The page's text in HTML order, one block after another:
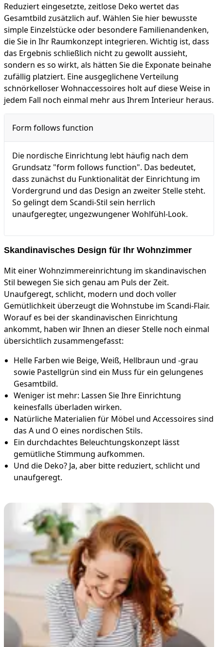
Reduziert eingesetzte, zeitlose Deko wertet das
Gesamtbild zusätzlich auf. Wählen Sie hier bewusste
simple Einzelstücke oder besondere Familienandenken,
die Sie in Ihr Raumkonzept integrieren. Wichtig ist, dass
das Ergebnis schließlich nicht zu gewollt aussieht,
sondern es so wirkt, als hätten Sie die Exponate beinahe
zufällig platziert. Eine ausgeglichene Verteilung
schnörkelloser Wohnaccessoires holt auf diese Weise in
jedem Fall noch einmal mehr aus Ihrem Interieur heraus.
Form follows function
Die nordische Einrichtung lebt häufig nach dem
Grundsatz "form follows function". Das bedeutet,
dass zunächst du Funktionalität der Einrichtung im
Vordergrund und das Design an zweiter Stelle steht.
So gelingt dem Scandi-Stil sein herrlich
unaufgeregter, ungezwungener Wohlfühl-Look.
Skandinavisches Design für Ihr Wohnzimmer
Mit einer Wohnzimmereinrichtung im skandinavischen
Stil bewegen Sie sich genau am Puls der Zeit.
Unaufgeregt, schlicht, modern und doch voller
Gemütlichkeit überzeugt die Wohnstube im Scandi-Flair.
Worauf es bei der skandinavischen Einrichtung
ankommt, haben wir Ihnen an dieser Stelle noch einmal
übersichtlich zusammengefasst:
Helle Farben wie Beige, Weiß, Hellbraun und -grau
sowie Pastellgrün sind ein Muss für ein gelungenes
Gesamtbild.
Weniger ist mehr: Lassen Sie Ihre Einrichtung
keinesfalls überladen wirken.
Natürliche Materialien für Möbel und Accessoires sind
das A und O eines nordischen Stils.
Ein durchdachtes Beleuchtungskonzept lässt
gemütliche Stimmung aufkommen.
Und die Deko? Ja, aber bitte reduziert, schlicht und
unaufgeregt.